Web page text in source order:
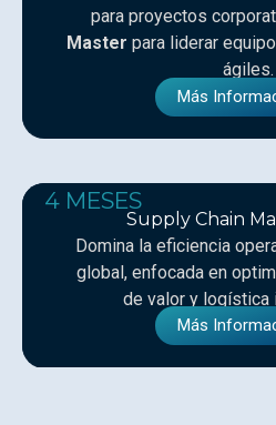
para proyectos
Master para liderar
ágiles.
Más
4 MESES
Supply Chain
Domina la eficiencia
global, enfocada en
de valor y logística
Más